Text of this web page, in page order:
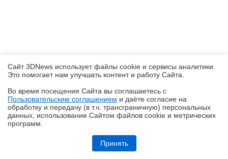
Обзор видеокарты Acer Nitro Intel Arc B570 OC
Сайт 3DNews использует файлы cookie и сервисы аналитики.
Это помогает нам улучшать контент и работу Cайта.
Во время посещения Cайта вы соглашаетесь с
Пользовательским соглашением и даёте согласие на
обработку и передачу (в т.ч. трансграничную) персональных
данных, использование Cайтом файлов cookie и метрических
программ.
Принять